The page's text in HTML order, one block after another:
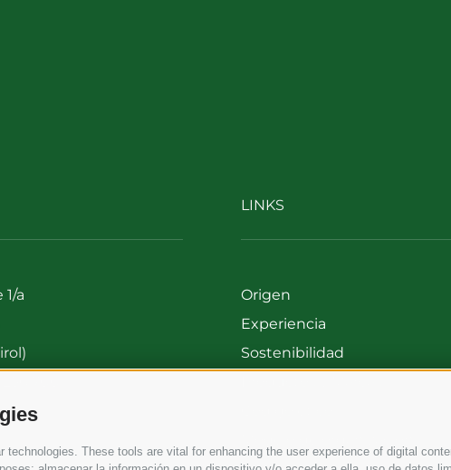
technologies. These tools are vital for enhancing the user experience of digital
a
256 699
LINKS
Origen
Experiencia
Sostenibilidad